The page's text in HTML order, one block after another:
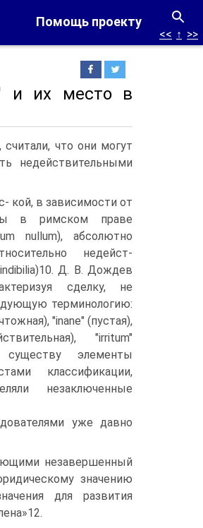
Помощь проекту
<< ↑ >>
' и их место в
что они могут
недействительными
кой, в зависимости от
в римском праве
nullum), абсолютно
недейст-
Д. В. Дождев
сделку, не
терминологию:
"inane" (пустая),
"irritum"
элементы
классификации,
незаключенные
уже давно
незавершенный
значению
для развития